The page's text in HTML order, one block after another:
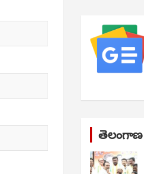
తెలంగాణ